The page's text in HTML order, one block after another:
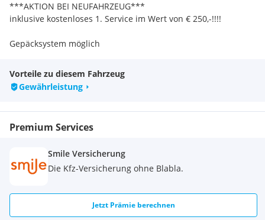
***AKTION BEI NEUFAHRZEUG***
inklusive kostenloses 1. Service im Wert von € 250,-!!!!
Gepäcksystem möglich
Vorteile zu diesem Fahrzeug
Gewährleistung
Premium Services
Smile Versicherung
Die Kfz-Versicherung ohne Blabla.
Jetzt Prämie berechnen